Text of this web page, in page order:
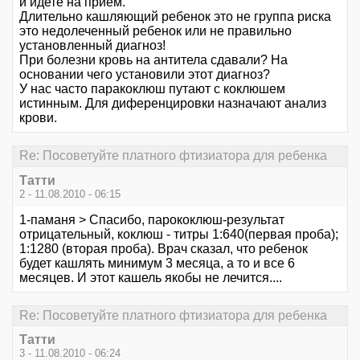
Длительно кашляющий ребенок это не группа риска
это недолеченный ребенок или не правильно
установленный диагноз!
При болезни кровь на антитела сдавали? На
основании чего установили этот диагноз?
У нас часто паракоклюш путают с коклюшем
истинным. Для диференцировки назначают анализ
крови.
Re: Посоветуйте платного фтизиатора для ребенка
Татти
2 - 11.08.2010 - 06:15
1-паманя > Спасибо, парококлюш-результат
отрицательный, коклюш - титры 1:640(первая проба);
1:1280 (вторая проба). Врач сказал, что ребенок
будет кашлять минимум 3 месяца, а то и все 6
месяцев. И этот кашель якобы не лечится....
Re: Посоветуйте платного фтизиатора для ребенка
Татти
3 - 11.08.2010 - 06:24